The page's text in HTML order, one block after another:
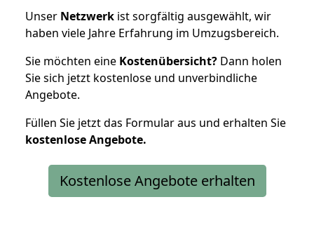
Unser Netzwerk ist sorgfältig ausgewählt, wir
haben viele Jahre Erfahrung im Umzugsbereich.
Sie möchten eine Kostenübersicht? Dann holen
Sie sich jetzt kostenlose und unverbindliche
Angebote.
Füllen Sie jetzt das Formular aus und erhalten Sie
kostenloseAngebote.
Kostenlose Angebote erhalten